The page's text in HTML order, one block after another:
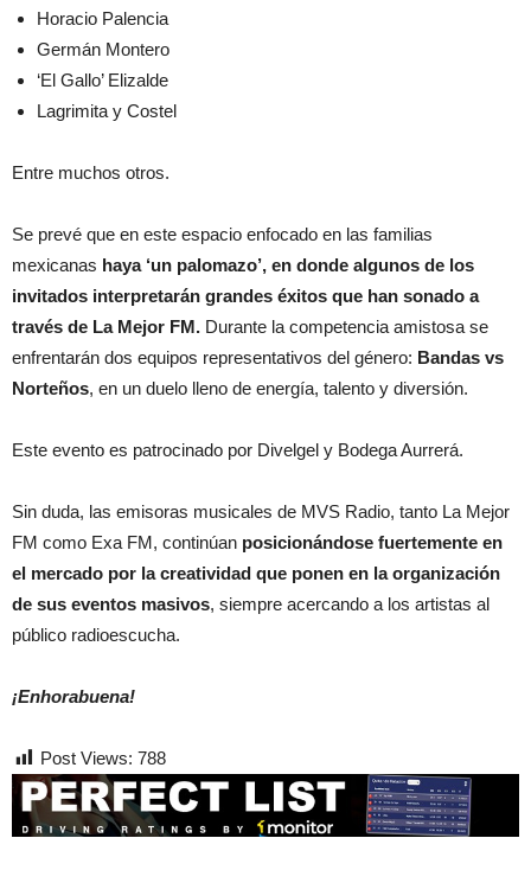
Horacio Palencia
Germán Montero
‘El Gallo’ Elizalde
Lagrimita y Costel
Entre muchos otros.
Se prevé que en este espacio enfocado en las familias
mexicanas haya ‘un palomazo’, en donde algunos de los
invitados interpretarán grandes éxitos que han sonado a
través de La Mejor FM. Durante la competencia amistosa se
enfrentarán dos equipos representativos del género: Bandas vs
Norteños, en un duelo lleno de energía, talento y diversión.
Este evento es patrocinado por Divelgel y Bodega Aurrerá.
Sin duda, las emisoras musicales de MVS Radio, tanto La Mejor
FM como Exa FM, continúan posicionándose fuertemente en
el mercado por la creatividad que ponen en la organización
de sus eventos masivos, siempre acercando a los artistas al
público radioescucha.
¡Enhorabuena!
Post Views: 788